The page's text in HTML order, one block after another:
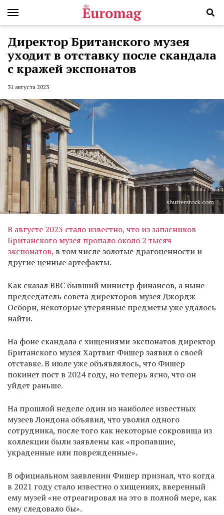
Директор Британского музея
уходит в отставку после скандала
с кражей экспонатов
31 августа 2023
shutterstock.com
В августе 2023 стало известно, что из запасников
Британского музея пропало около 2 тысяч
экспонатов, в том числе золотые драгоценности и
другие ценные артефакты.
Как сказал ВВС бывший министр финансов, а ныне
председатель совета директоров музея Джордж
Осборн, некоторые утерянные предметы уже удалось
найти.
На фоне скандала с хищениями экспонатов директор
Британского музея Хартвиг Фишер заявил о своей
отставке. В июле уже объявлялось, что Фишер
покинет пост в 2024 году, но теперь ясно, что он
уйдет раньше.
На прошлой неделе один из наиболее известных
музеев Лондона объявил, что уволил одного
сотрудника, после того как некоторые сокровища из
коллекции были заявлены как «пропавшие,
украденные или поврежденные».
В официальном заявлении Фишер признал, что когда
в 2021 году стало известно о хищениях, вверенный
ему музей «не отреагировал на это в полной мере, как
ему следовало бы».